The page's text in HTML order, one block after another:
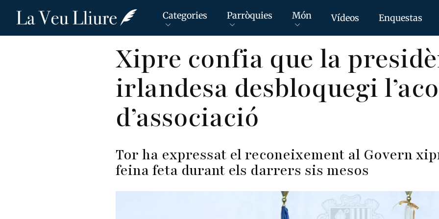
Vés
Categories Parròquies Món Vídeos Enquestas
Xipre confia que la
irlandesa desbloquegi
d’associació
Tor ha expressat el reconeixement al Govern
feina feta durant els darrers sis mesos